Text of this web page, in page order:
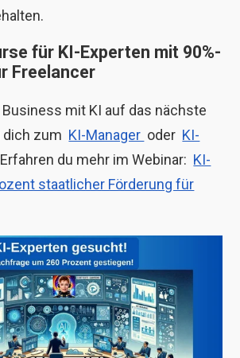
für KI-Experten mit 90%-
Freelancer
mit KI auf das nächste
dich zum KI-Manager oder KI-
du mehr im Webinar: KI-
staatlicher Förderung für